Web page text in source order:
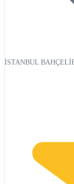
İSTANBUL